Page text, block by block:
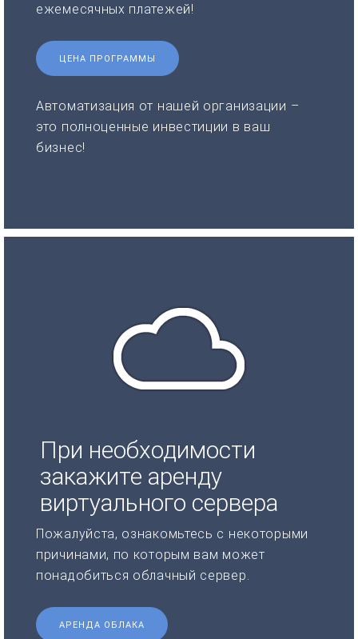
ежемесячных платежей!
ЦЕНА ПРОГРАММЫ
Автоматизация от нашей организации –
это полноценные инвестиции в ваш
бизнес!
При необходимости
закажите аренду
виртуального сервера
Пожалуйста, ознакомьтесь с некоторыми
причинами, по которым вам может
понадобиться облачный сервер.
АРЕНДА ОБЛАКА